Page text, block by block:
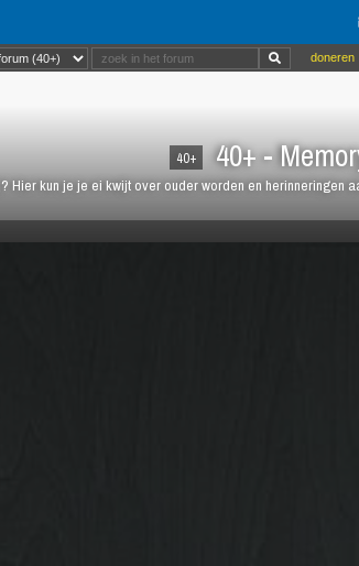
40+ 40+ -
kun je je ei kwijt over ouder worden en herinneringen
doneren